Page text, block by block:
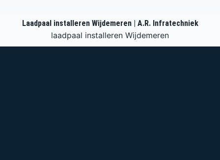
Laadpaal installeren Wijdemeren | A.R. Infratechniek
laadpaal installeren Wijdemeren